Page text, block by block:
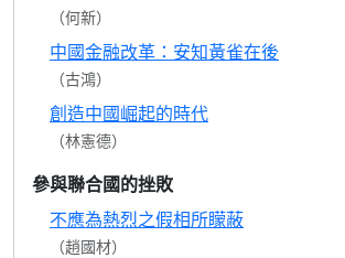
（何新）
中國金融改革：安知黃雀在後
（古鴻）
創造中國崛起的時代
（林憲德）
參與聯合國的挫敗
不應為熱烈之假相所矇蔽
（趙國材）